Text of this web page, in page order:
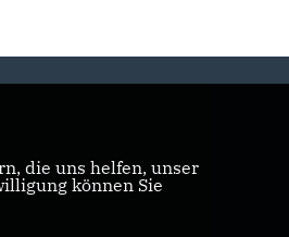
die uns helfen, unser
können Sie